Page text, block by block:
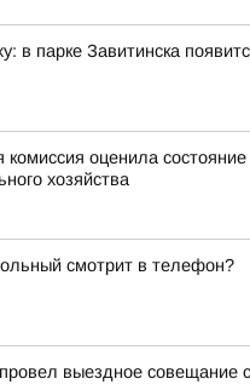
в парке Завитинска
оценила
хозяйства
смотрит в телефон?
выездное совещание